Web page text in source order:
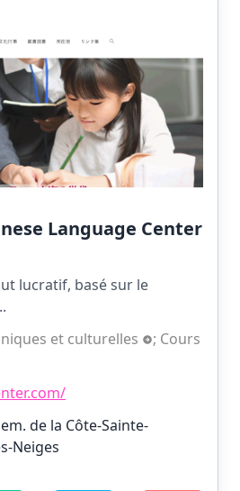
Language Center
lucratif, basé sur le
et culturelles
; Cours
de la Côte-Sainte-
Neiges